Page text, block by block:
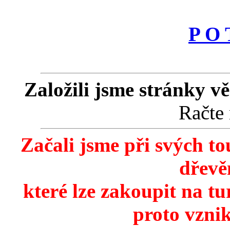
P O
Založili jsme stránky
Začali jsme při svých
které lze zakoupit na
proto